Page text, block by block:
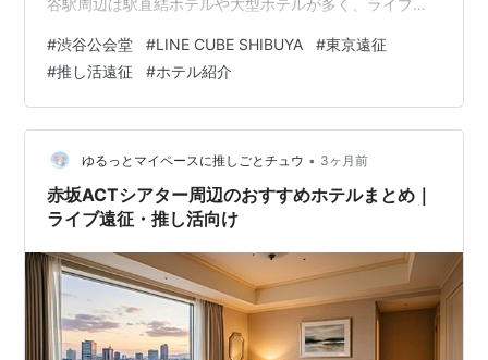
飲食店・買い物・交通の便利さもかなり強いので、遠征
初心者さんにもおすすめのエリアだと思います。
#渋谷公会堂 #LINE CUBE SHIBUYA #東京遠征
#推し活遠征 #ホテル紹介
ゆるっとマイペースに推しごとチュウ • 3ヶ月前
赤坂ACTシアター周辺のおすすめホテルまとめ｜
ライブ遠征・推し活向け